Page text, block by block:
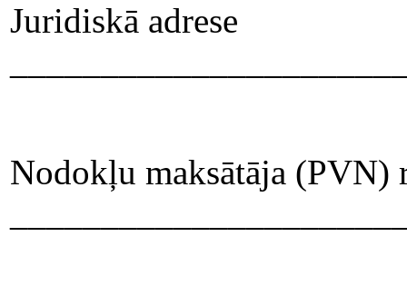
Juridiskā adrese
Nodokļu maksātāja (PVN)